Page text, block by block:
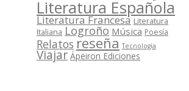
Literatura Española
Literatura Francesa Literatura
Italiana Logroño Música Poesía
Relatos reseña Tecnología
Viajar Ápeiron Ediciones